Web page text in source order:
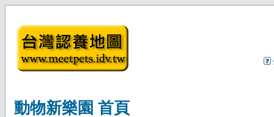
動物新樂園 首頁